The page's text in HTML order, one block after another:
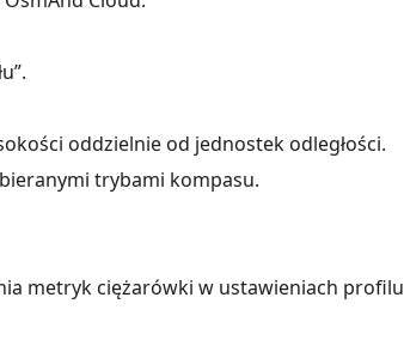
oddzielnie od jednostek odległości.
trybami kompasu.
metryk ciężarówki w ustawieniach profilu